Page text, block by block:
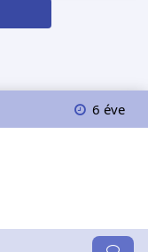
6 éve